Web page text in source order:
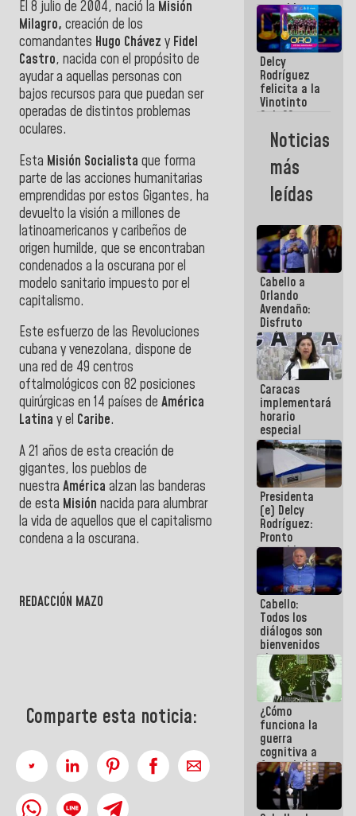
El 8 julio de 2004, nació la Misión
Milagro, creación de los
comandantes Hugo Chávez y Fidel
Castro, nacida con el propósito de
ayudar a aquellas personas con
bajos recursos para que puedan ser
operadas de distintos problemas
oculares.
Esta Misión Socialista que forma
parte de las acciones humanitarias
emprendidas por estos Gigantes, ha
devuelto la visión a millones de
latinoamericanos y caribeños de
origen humilde, que se encontraban
condenados a la oscurana por el
modelo sanitario impuesto por el
capitalismo.
Este esfuerzo de las Revoluciones
cubana y venezolana, dispone de
una red de 49 centros
oftalmológicos con 82 posiciones
quirúrgicas en 14 países de América
Latina y el Caribe.
A 21 años de esta creación de
gigantes, los pueblos de
nuestra América alzan las banderas
de esta Misión nacida para alumbrar
la vida de aquellos que el capitalismo
condena a la oscurana.
REDACCIÓN MAZO
Comparte esta noticia:
restableceremos
las
operaciones
en el
Aeropuerto
Internacional
de
Maiquetía
Delcy
Rodríguez
felicita a la
Vinotinto
Sub 20
campeona
frente
México Sub
23 en los
Centroamericanos
Noticias
más
leídas
Cabello a
Orlando
Avendaño:
Disfruto
cada vez
que escribes
porque lo
que haces
es
embarrarla
Caracas
implementará
horario
especial
para
adaptarse
al plan de
ahorro
energético
Presidenta
(e) Delcy
Rodríguez:
Pronto
restableceremos
las
operaciones
en el
Aeropuerto
Internacional
de
Maiquetía
Cabello:
Todos los
diálogos son
bienvenidos
siempre que
estén en el
marco de la
Constitución
de la
República
¿Cómo
funciona la
guerra
cognitiva a
favor de la
narrativa
hegemónica?
(1)